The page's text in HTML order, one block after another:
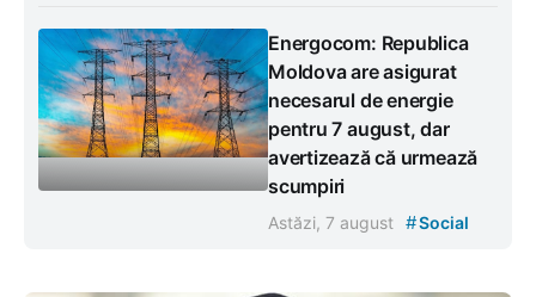
Energocom: Republica
Moldova are asigurat
necesarul de energie
pentru 7 august, dar
avertizează că urmează
scumpiri
Astăzi, 7 august #Social